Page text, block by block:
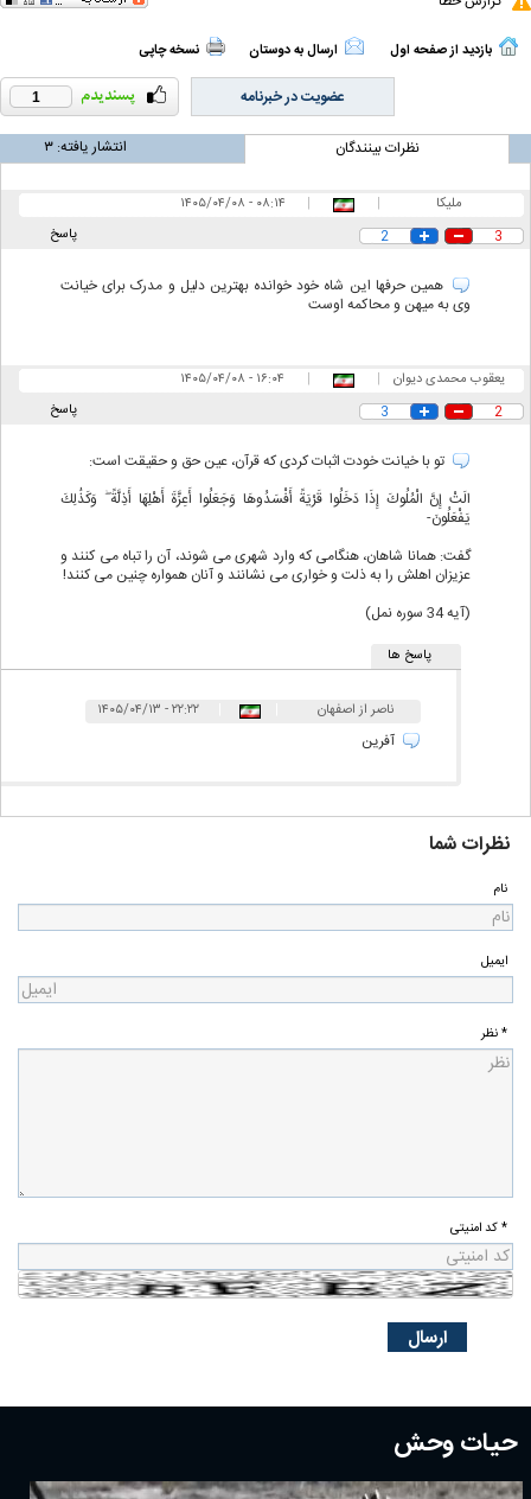
بازدید از صفحه اول ارسال به دوستان نسخه چاپی
1 عضویت در خبرنامه
نظرات بینندگان انتشار یافته:۳
ملیکا |
|
۰۸:۱۴ - ۱۴۰۵/۰۴/۰۸
پاسخ
3
2
همین حرفها این شاه خود خوانده بهترین دلیل و مدرک برای خیانت
وی به میهن و محاکمه اوست
یعقوب محمدی دیوان |
|
۱۶:۰۴ - ۱۴۰۵/۰۴/۰۸
پاسخ
2
3
تو با خیانت خودت اثبات کردی که قرآن، عین حق و حقیقت است:
الَتْ إِنَّ الْمُلُوكَ إِذَا دَخَلُوا قَرْيَةً أَفْسَدُوهَا وَجَعَلُوا أَعِزَّةَ أَهْلِهَا أَذِلَّةً ۖ وَكَذَٰلِكَ
يَفْعَلُونَ-
گفت: همانا شاهان، هنگامی که وارد شهری می شوند، آن را تباه می کنند و
عزیزان اهلش را به ذلت و خواری می نشانند و آنان همواره چنین می کنند!
(آیه 34 سوره نمل)
پاسخ ها
ناصر از اصفهان ۲۲:۲۲ - ۱۴۰۵/۰۴/۱۳
آفرین
نظرات شما
نام
ایمیل
* نظر
* کد امنیتی
حیات وحش